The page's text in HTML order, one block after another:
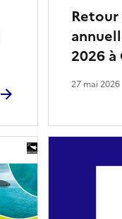
2026
27 mai 2026